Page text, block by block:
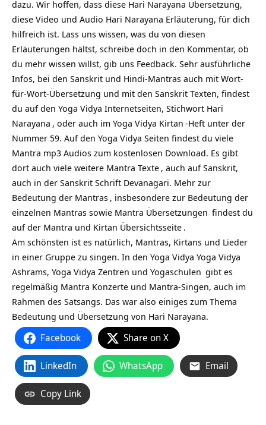
dazu. Wir hoffen, dass diese Hari Narayana Übersetzung,
diese Video und Audio Hari Narayana Erläuterung, für dich
hilfreich ist. Lass uns wissen, was du von diesen
Erläuterungen hältst, schreibe doch in den Kommentar, ob
du mehr wissen willst, gib uns Feedback. Sehr ausführliche
Infos, bei den Sanskrit und Hindi-Mantras auch mit Wort-
für-Wort-Übersetzung und mit den Sanskrit Texten, findest
du auf den Yoga Vidya Internetseiten, Stichwort Hari
Narayana , oder auch im Yoga Vidya Kirtan -Heft unter der
Nummer 59. Auf den Yoga Vidya Seiten findest du viele
Mantra mp3 Audios zum kostenlosen Download. Es gibt
dort auch viele weitere Mantra Texte , auch auf Sanskrit,
auch in der Sanskrit Schrift Devanagari. Mehr zur
Bedeutung der Mantras , insbesondere zur Bedeutung der
einzelnen Mantras sowie Mantra Übersetzungen findest du
aufder Mantra und Kirtan Übersichtsseite .
Am schönsten ist es natürlich, Mantras, Kirtans und Lieder
in einer Gruppe zu singen. In den Yoga Vidya Yoga Vidya
Ashrams, Yoga Vidya Zentren und Yogaschulen gibt es
regelmäßig Mantra Konzerte und Mantra-Singen, auch im
Rahmen des Satsangs. Das war also einiges zum Thema
Bedeutung und Übersetzung von Hari Narayana.
Facebook Share on X
LinkedIn WhatsApp Email
Copy Link